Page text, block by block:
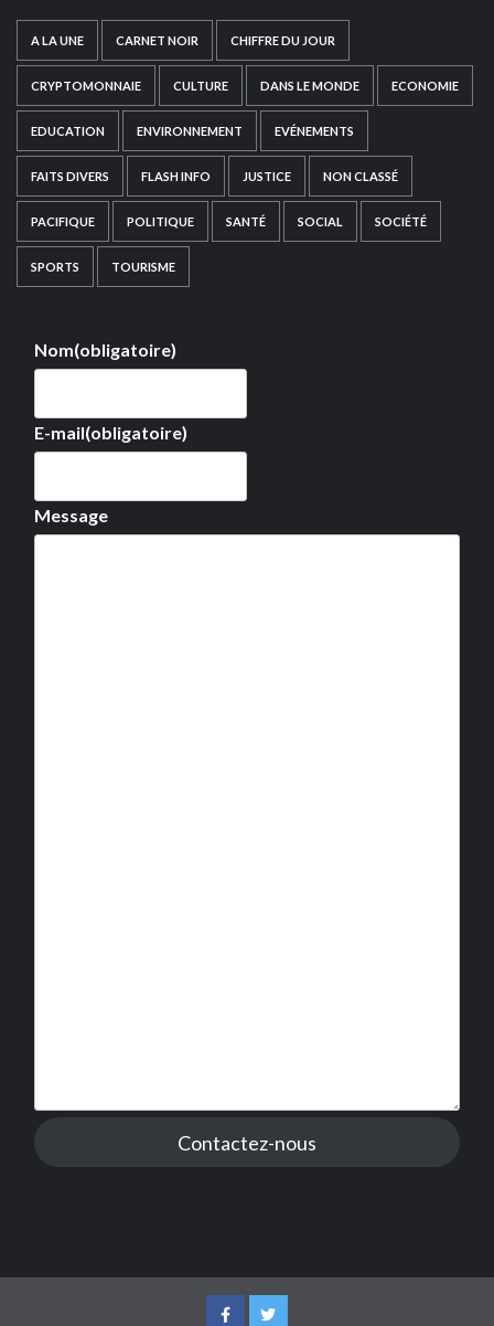
A LA UNE CARNET NOIR CHIFFRE DU JOUR
CRYPTOMONNAIE CULTURE DANS LE MONDE ECONOMIE
EDUCATION ENVIRONNEMENT EVÉNEMENTS
FAITS DIVERS FLASH INFO JUSTICE NON CLASSÉ
PACIFIQUE POLITIQUE SANTÉ SOCIAL SOCIÉTÉ
SPORTS TOURISME
Nom(obligatoire)
E-mail(obligatoire)
Message
Contactez-nous